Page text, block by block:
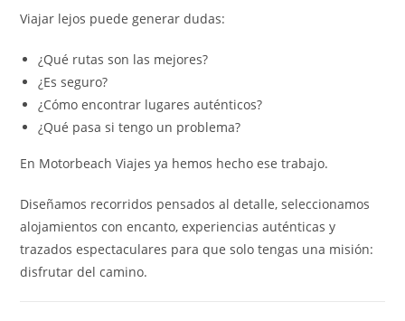
Viajar lejos puede generar dudas:
¿Qué rutas son las mejores?
¿Es seguro?
¿Cómo encontrar lugares auténticos?
¿Qué pasa si tengo un problema?
En Motorbeach Viajes ya hemos hecho ese trabajo.
Diseñamos recorridos pensados al detalle, seleccionamos
alojamientos con encanto, experiencias auténticas y
trazados espectaculares para que solo tengas una misión:
disfrutar del camino.